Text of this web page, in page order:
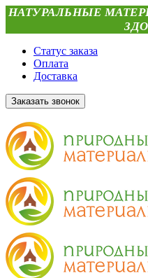
НАТУРАЛЬНЫЕ
Статус заказа
Оплата
Доставка
Заказать звонок